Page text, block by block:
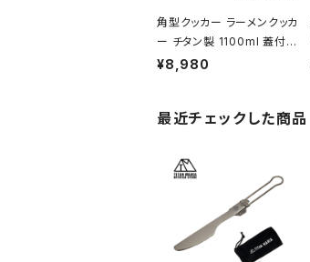
角型クッカー ラーメンクッカ
ー チタン製 1100ml 蓋付き
折りたたみハンドル付 超軽
ロキャンプ アウトドア キャ
¥8,980
最近チェックした商品